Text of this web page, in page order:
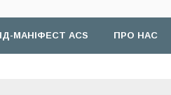
МАНІФЕСТ ACS ПРО НАС